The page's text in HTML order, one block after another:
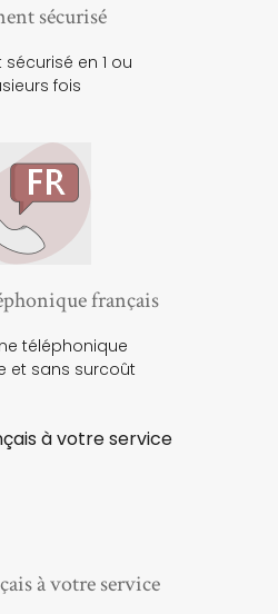
sécurisé
en 1 ou
fois
français
téléphonique
et sans surcoût
à votre service